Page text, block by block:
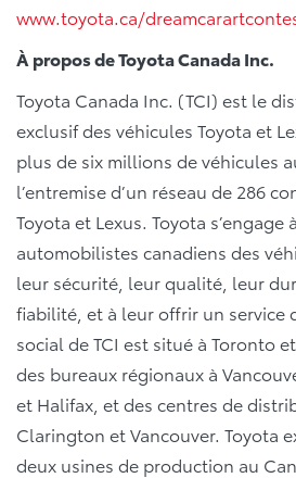
www.toyota.ca/
À propos de Toyota Canada Inc.
Toyota Canada Inc. (TCI) est le
exclusif des véhicules Toyota et
plus de six millions de véhicules
l’entremise d’un réseau de 286
Toyota et Lexus. Toyota s’engage
automobilistes canadiens des
leur sécurité, leur qualité, leur
fiabilité, et à leur offrir un service
social de TCI est situé à Toronto
des bureaux régionaux à
et Halifax, et des centres de
Clarington et Vancouver. Toyota
deux usines de production au